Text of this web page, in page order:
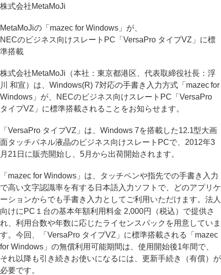
株式会社MetaMoJi
MetaMoJiの「mazec for Windows」が、
NECのビジネス向けスレートPC「VersaPro タイプVZ」に標
準搭載
株式会社MetaMoJi（本社：東京都港区、代表取締役社長：浮
川 和宣）は、Windows(R) 7対応の手書き入力方式「mazec for
Windows」が、NECのビジネス向けスレートPC「VersaPro
タイプVZ」に標準搭載されることをお知らせます。
「VersaPro タイプVZ」は、Windows 7を搭載した12.1型大画
面タッチパネル液晶のビジネス向けスレートPCで、2012年3
月21日に販売開始し、5月から出荷開始されます。
「mazec for Windows」は、タッチペンや指先での手書き入力
で高い文字認識率を有する日本語入力ソフトで、どのアプリケ
ーションからでも手書き入力としてご利用いただけます。法人
向けにPC１台の基本年額利用料金 2,000円（税込）で提供さ
れ、利用台数や年数に応じたライセンスパックを用意していま
す。今回、「VersaPro タイプVZ」に標準搭載される「mazec
for Windows」の無償利用可能期間は、使用開始後1年間で、
それ以降も引き続きお使いになるには、更新手続き（有償）が
必要です。